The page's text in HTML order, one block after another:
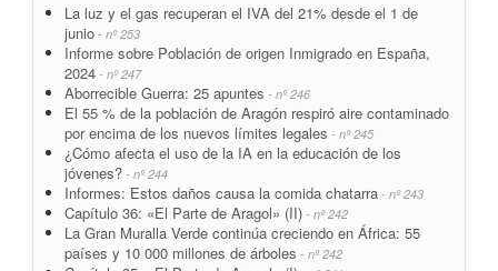
La luz y el gas recuperan el IVA del 21% desde el 1 de
junio - nº 253
Informe sobre Población de origen Inmigrado en España,
2024 - nº 247
Aborrecible Guerra: 25 apuntes - nº 246
El 55 % de la población de Aragón respiró aire contaminado
por encima de los nuevos límites legales - nº 245
¿Cómo afecta el uso de la IA en la educación de los
jóvenes? - nº 244
Informes: Estos daños causa la comida chatarra - nº 243
Capítulo 36: «El Parte de Aragol» (II) - nº 242
La Gran Muralla Verde continúa creciendo en África: 55
países y 10 000 millones de árboles - nº 242